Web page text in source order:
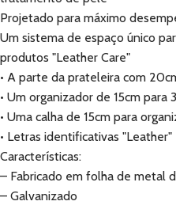
Projetado para máximo
Um sistema de espaço único
produtos "Leather Care"
• A parte da prateleira com
• Um organizador de 15cm para
• Uma calha de 15cm para
• Letras identificativas "Leather"
Características:
– Fabricado em folha de metal
– Galvanizado